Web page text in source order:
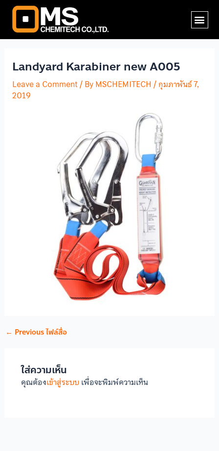
Skip
content
Landyard Karabiner new A005
Leave a Comment/ ByMSCHEMITECH /กุมภาพันธ์ 7,
2019
Post
navigation
← Previous ไฟล์สื่อ
ใส่ความเห็น
คุณต้องเข้าสู่ระบบ เพื่อจะพิมพ์ความเห็น